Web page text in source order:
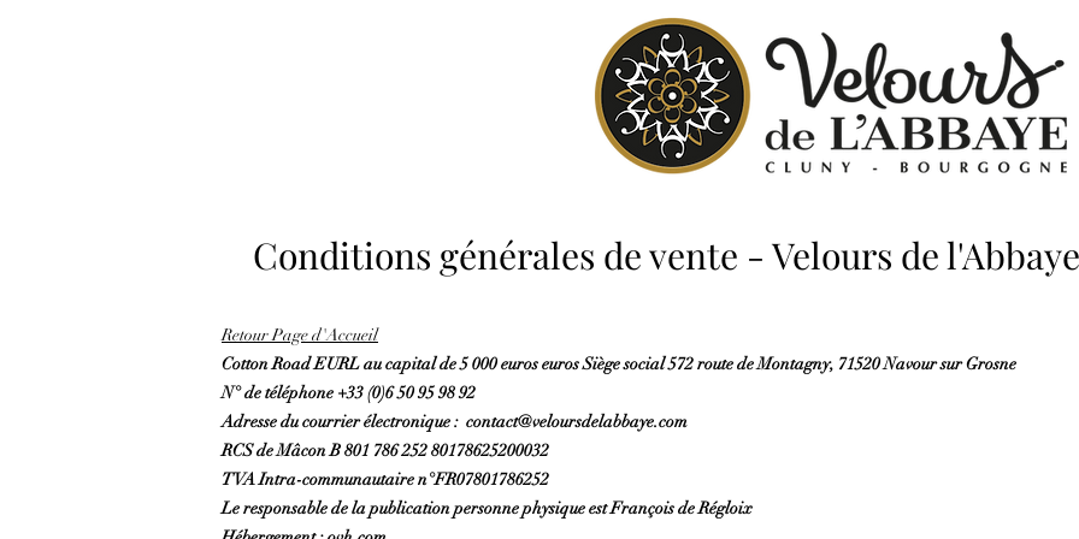
Conditions générales de vente - Velours de l'Abbaye
Retour Page d'Accueil
Cotton Road EURL au capital de 5 000 euros euros Siège social 572 route de Montagny, 71520 Navour sur Grosne
N° de téléphone +33 (0)6 50 95 98 92
Adresse du courrier électronique : contact@veloursdelabbaye.com
RCS de Mâcon B 801 786 252 80178625200032
TVA Intra-communautaire n°FR07801786252
Le responsable de la publication personne physique est François de Régloix